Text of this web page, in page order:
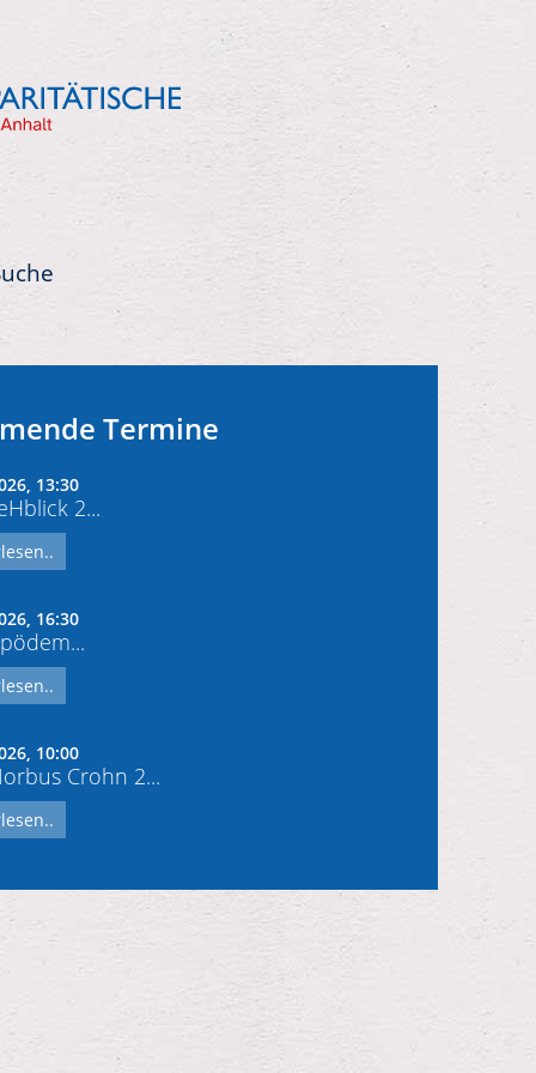
Termine
13:30
2...
16:30
10:00
Crohn 2...